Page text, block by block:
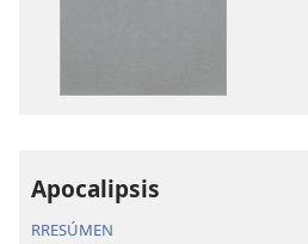
Apocalipsis
RRESÚMEN